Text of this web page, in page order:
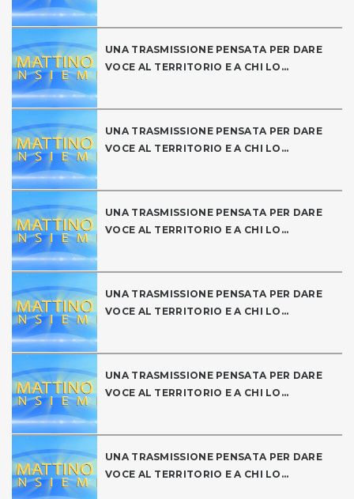
UNA TRASMISSIONE PENSATA PER DARE
VOCE AL TERRITORIO E A CHI LO...
UNA TRASMISSIONE PENSATA PER DARE
VOCE AL TERRITORIO E A CHI LO...
UNA TRASMISSIONE PENSATA PER DARE
VOCE AL TERRITORIO E A CHI LO...
UNA TRASMISSIONE PENSATA PER DARE
VOCE AL TERRITORIO E A CHI LO...
UNA TRASMISSIONE PENSATA PER DARE
VOCE AL TERRITORIO E A CHI LO...
UNA TRASMISSIONE PENSATA PER DARE
VOCE AL TERRITORIO E A CHI LO...